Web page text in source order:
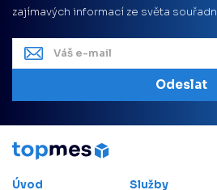
zajímavých informací ze světa
Odeslat
Úvod Služby